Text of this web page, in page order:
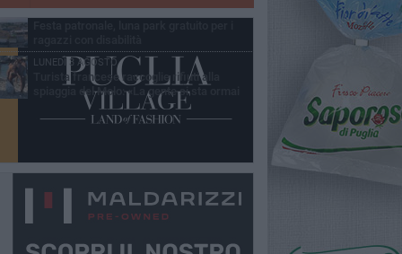
MERCOLEDÌ 5 AGOSTO
LUNEDÌ 3 AGOSTO
Turista francese raccoglie rifiuti alla
spiaggia del Molo: «La gente si sta ormai